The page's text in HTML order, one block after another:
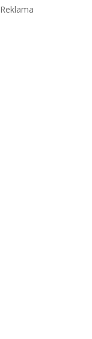
Reklama